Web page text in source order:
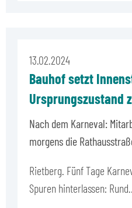
13.02.2024
Bauhof setzt
Ursprungszustand
Nach dem Karneval:
morgens die
Rietberg. Fünf Tage
Spuren hinterlassen: